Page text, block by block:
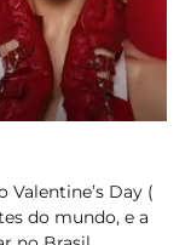
Valentine’s Day (
do mundo, e a